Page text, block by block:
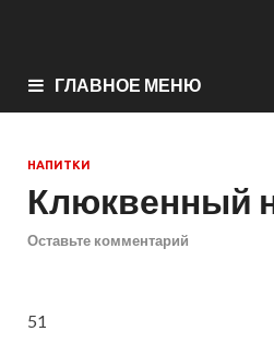
ГЛАВНОЕ МЕНЮ
НАПИТКИ
Клюквенный
Оставьте комментарий
51